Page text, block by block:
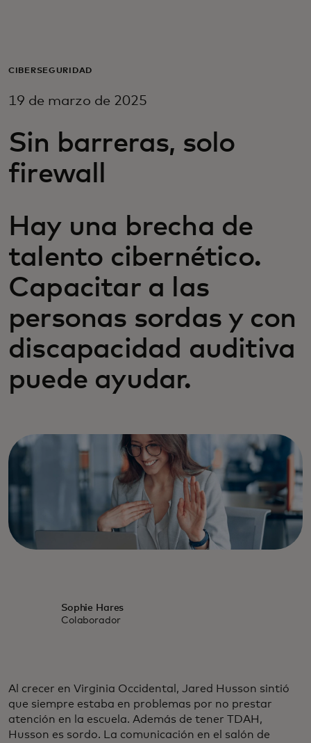
Para empresas
Para innovadores
CIBERSEGURIDAD
19 de marzo de 2025
Sin barreras, solo
firewall
Hay una brecha de
talento cibernético.
Capacitar a las
personas sordas y con
discapacidad auditiva
puede ayudar.
Sophie Hares
Colaborador
Al crecer en Virginia Occidental, Jared Husson sintió
que siempre estaba en problemas por no prestar
atención en la escuela. Además de tener TDAH,
Husson es sordo. La comunicación en el salón de